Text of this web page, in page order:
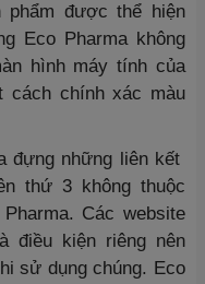
được thể hiện
Eco Pharma không
hình máy tính của
cách chính xác màu
đựng những liên kết
thứ 3 không thuộc
Các website
điều kiện riêng nên
sử dụng chúng. Eco